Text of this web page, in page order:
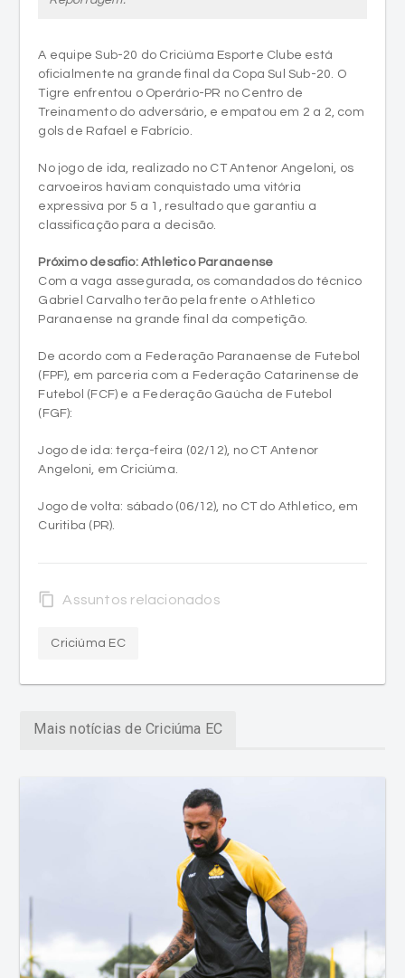
Treinamento do adversário, e empatou em 2 a 2, com
gols de Rafael e Fabrício.
No jogo de ida, realizado no CT Antenor Angeloni, os
carvoeiros haviam conquistado uma vitória
classificação para a decisão.
Próximo desafio: Athletico Paranaense
Com a vaga assegurada, os comandados do técnico
Paranaense na grande final da competição.
De acordo com a Federação Paranaense de Futebol
(FPF), em parceria com a Federação Catarinense de
(FGF):
Jogo de ida: terça-feira (02/12), no CT Antenor
Angeloni, em Criciúma.
Jogo de volta: sábado (06/12), no CT do Athletico, em
Curitiba (PR).